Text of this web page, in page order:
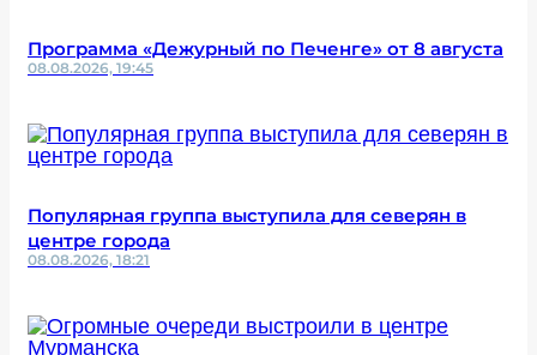
Программа «Дежурный по Печенге» от 8 августа
08.08.2026, 19:45
Популярная группа выступила для северян в
центре города
08.08.2026, 18:21